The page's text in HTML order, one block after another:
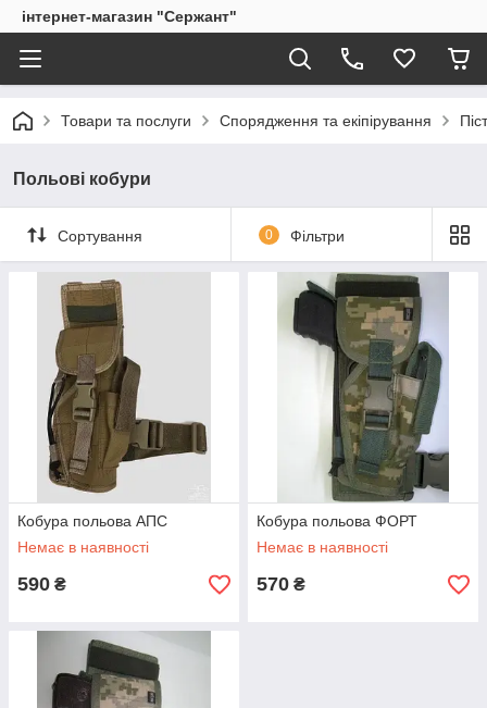
інтернет-магазин "Сержант"
Товари та послуги Спорядження та екіпірування
Польові кобури
Сортування 0 Фільтри
Кобура польова АПС
Немає в наявності
590 ₴
Кобура польова ФОРТ
Немає в наявності
570 ₴